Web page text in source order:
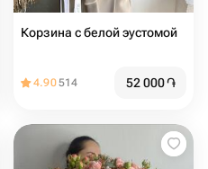
Корзина с белой эустомой
4.90514 52 000֏